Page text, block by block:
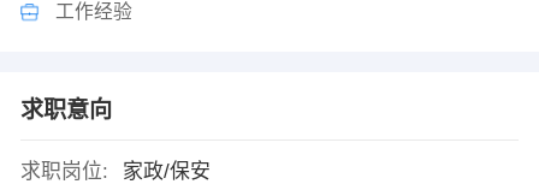
工作经验
求职意向
求职岗位:
家政/保安